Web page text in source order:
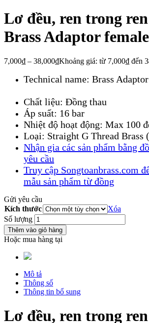
Lơ đều, ren trong
Brass Adaptor
7,000₫ – 38,000₫Khoảng giá: từ 7,000₫ đến
Technical name: Brass
Chất liệu: Đồng thau
Áp suất: 16 bar
Nhiệt độ hoạt động: Max 100
Loại: Straight G Thread Brass
Nhận gia các sản phẩm bằng
yêu cầu
Truy cập Songtoanbrass.com
mẫu sản phẩm từ đồng
Gửi yêu cầu
Kích thước
Xóa
Số lượng
Thêm vào giỏ hàng
Hoặc mua hàng tại
Mô tả
Thông số
Thông tin bổ sung
Lơ đều, ren trong